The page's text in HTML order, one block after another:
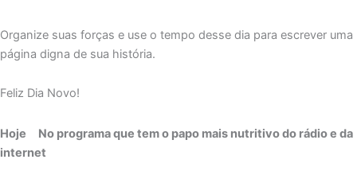
Organize suas forças e use o tempo desse dia para escrever uma
página digna de sua história.
Feliz Dia Novo!
Hoje No programa que tem o papo mais nutritivo do rádio e da
internet